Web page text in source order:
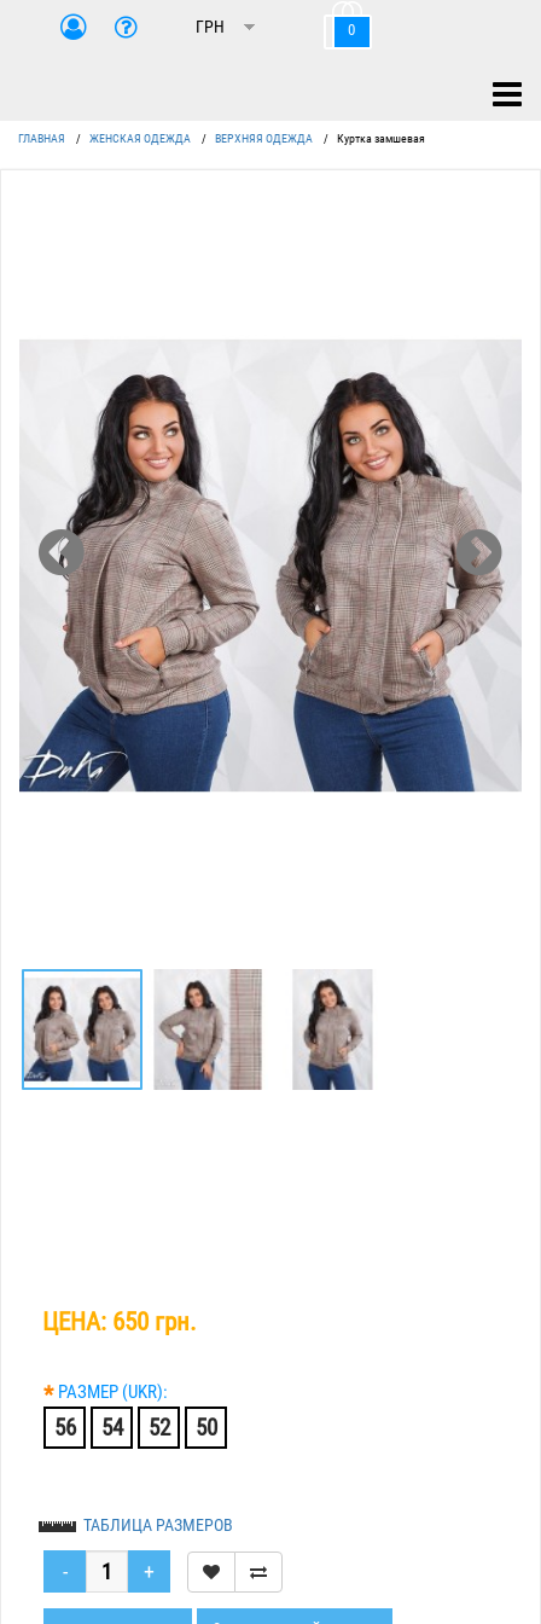
0
ГЛАВНАЯ / ЖЕНСКАЯ ОДЕЖДА / ВЕРХНЯЯ ОДЕЖДА / Куртка замшевая
ЦЕНА: 650 грн.
* РАЗМЕР (UKR):
56 54 52 50
ТАБЛИЦА РАЗМЕРОВ